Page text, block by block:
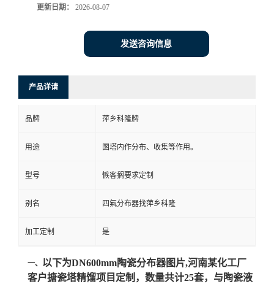
联
式
在
线
留
更新日期： 2026-08-07
发送咨询信息
产品详请
品牌 萍乡科隆牌
用途 圂塔内作分布、收集等作用。
型号 愱客搁要求定制
别名 四氟分布器找萍乡科隆
加工定制 是
一、 以下为DN600mm陶瓷分布器图片,河南某化工厂
客户搪瓷塔精馏项目定制，数量共计25套，与陶瓷液